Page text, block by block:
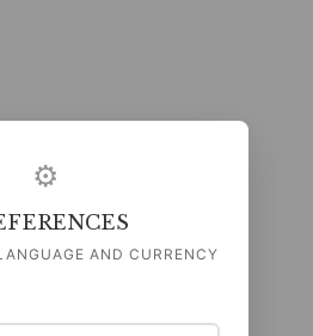
⚙
AND CURRENCY